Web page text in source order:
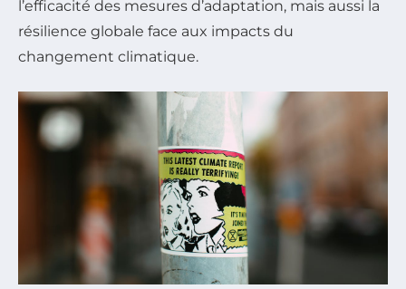
l’efficacité des mesures d’adaptation, mais aussi la
résilience globale face aux impacts du
changement climatique.